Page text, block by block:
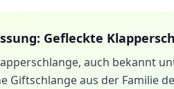
Gefleckte
auch bekannt
Giftschlange aus der Familie